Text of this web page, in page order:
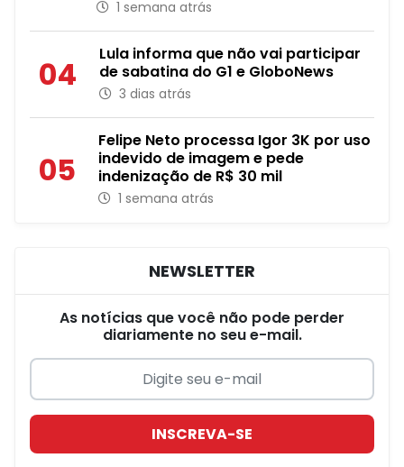
1 semana atrás
04
Lula informa que não vai participar
de sabatina do G1 e GloboNews
3 dias atrás
05
Felipe Neto processa Igor 3K por uso
indevido de imagem e pede
indenização de R$ 30 mil
1 semana atrás
NEWSLETTER
As notícias que você não pode perder
diariamente no seu e-mail.
INSCREVA-SE